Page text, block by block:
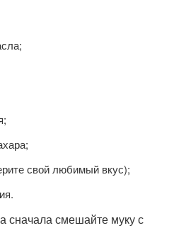
свой любимый вкус);
сначала смешайте муку с